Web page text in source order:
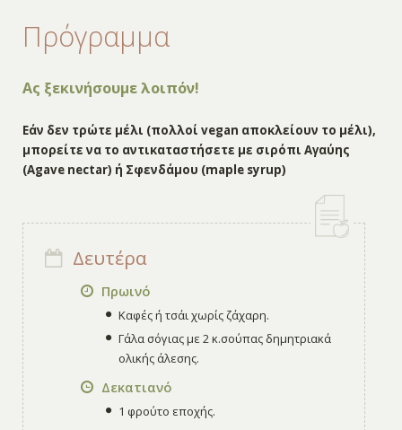
Πρόγραμμα
Ας ξεκινήσουμε λοιπόν!
Εάν δεν τρώτε μέλι (πολλοί vegan αποκλείουν το μέλι),
μπορείτε να το αντικαταστήσετε με σιρόπι Αγαύης
(Agave nectar) ή Σφενδάμου (maple syrup)
Δευτέρα
Πρωινό
Καφές ή τσάι χωρίς ζάχαρη.
Γάλα σόγιας με 2 κ.σούπας δημητριακά
ολικής άλεσης.
Δεκατιανό
1 φρούτο εποχής.